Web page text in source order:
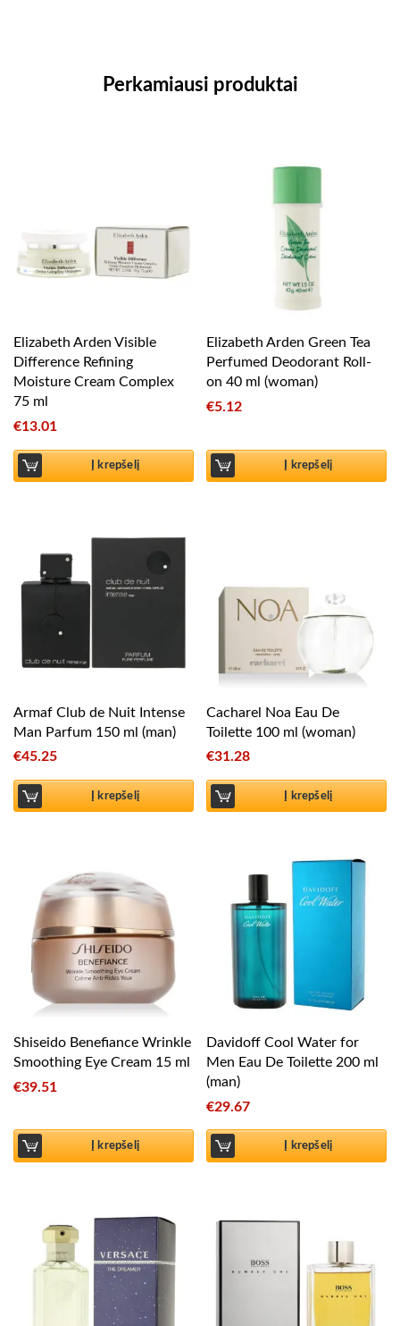
Perkamiausi produktai
Elizabeth Arden Visible
Difference Refining
Moisture Cream Complex
75 ml
€13.01
Į krepšelį
Elizabeth Arden Green Tea
Perfumed Deodorant Roll-
on 40 ml (woman)
€5.12
Į krepšelį
Armaf Club de Nuit Intense
Man Parfum 150 ml (man)
€45.25
Į krepšelį
Cacharel Noa Eau De
Toilette 100 ml (woman)
€31.28
Į krepšelį
Shiseido Benefiance Wrinkle
Smoothing Eye Cream 15 ml
€39.51
Į krepšelį
Davidoff Cool Water for
Men Eau De Toilette 200 ml
(man)
€29.67
Į krepšelį